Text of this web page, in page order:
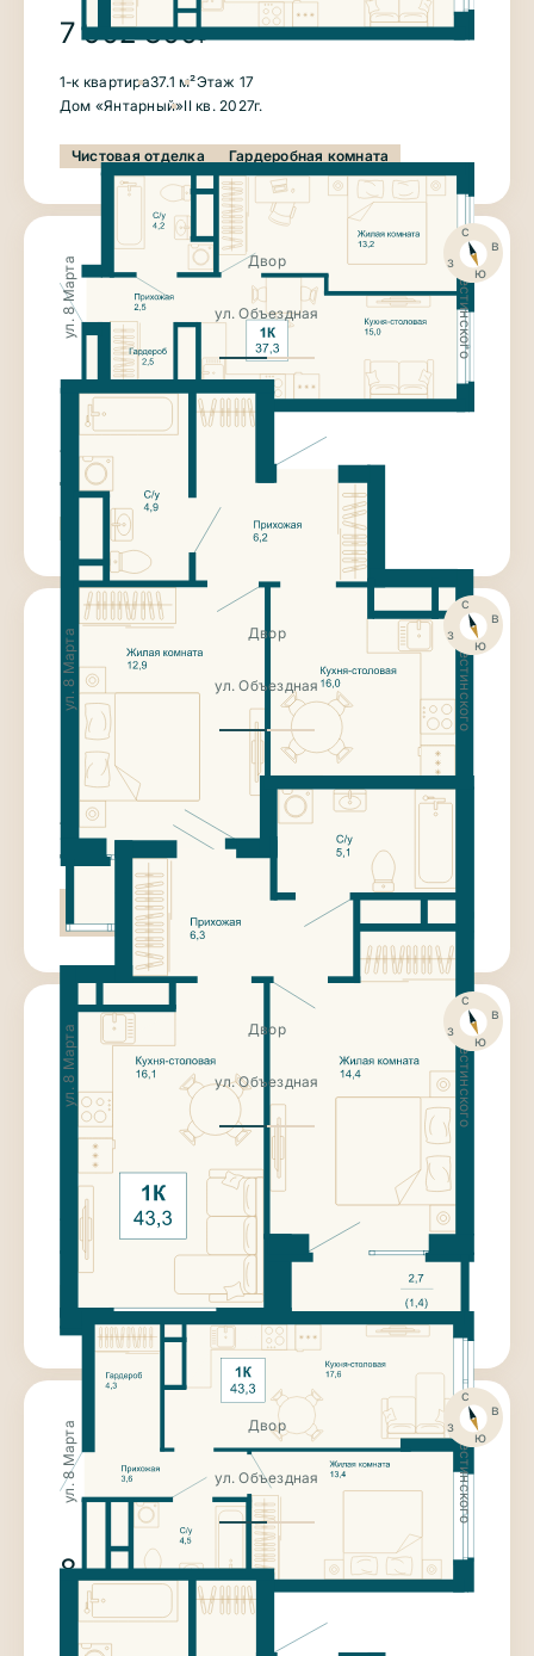
7 902 300₽
1-к квартира37.1 м²Этаж 17
Дом «Янтарный»II кв. 2027г.
Чистовая отделка Гардеробная комната
з
с
в
ю
Двор ул. Крестинского
ул. Объездная
ул. 8 Марта
7 982 200₽
1-к квартира
Дом «Янтарный»
II кв. 2027г.
Чистовая отделка
з
с
в
ю
Двор ул. Крестинского
ул. Объездная
ул. 8 Марта
8 258 500
1-к квартира 41.5 м² Этаж 17
Дом «Янтарный»
II кв. 2027г.
Чистовая отделка
Гардеробная комната
Ниша для гардероба
з
с
в
ю
Двор ул. Крестинского
ул. Объездная
ул. 8 Марта
8 270 300 ₽
1-к квартира43.3 м²
Этаж 2
Дом «Янтарный»
II кв. 2027г.
Чистовая отделка
Ниша для гардероба
Большая кухня-столовая
з
с
в
ю
Двор ул. Крестинского
ул. Объездная
ул. 8 Марта
8 270 300₽
1-к квартира43.3 м² Этаж 2
Дом «Янтарный»